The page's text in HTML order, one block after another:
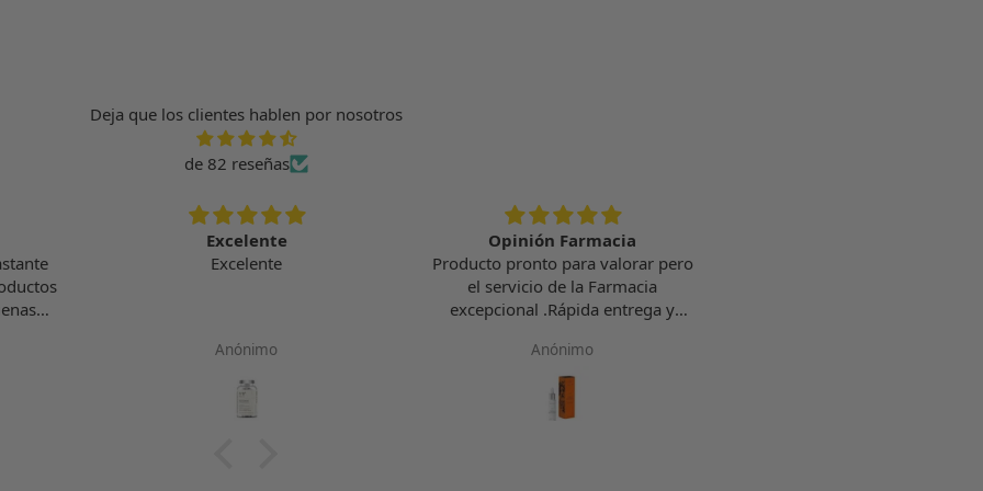
Deja que los clientes hablen por nosotros
de 82 reseñas
las
Excelente
Excelente
Anónimo
Opinión Farmacia
Producto pronto para valorar pero
el servicio de la Farmacia
excepcional .Rápida entrega y
agradecer las muestras aportadas
.Sin duda repetiré !
Anónimo